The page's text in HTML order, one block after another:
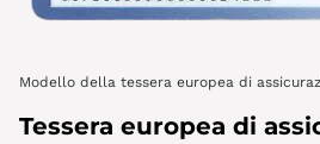
Modello della tessera europea di
Tessera europea di